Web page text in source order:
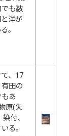
も数
洋が
。
、17
田の
あ
原(失
付、
る。